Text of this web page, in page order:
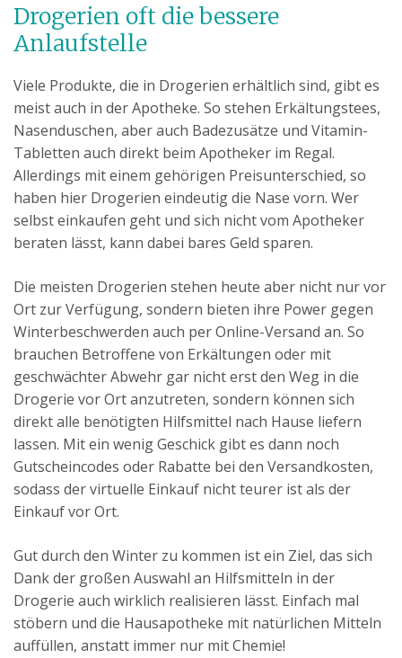
Drogerien oft die bessere
Anlaufstelle
Viele Produkte, die in Drogerien erhältlich sind, gibt es
meist auch in der Apotheke. So stehen Erkältungstees,
Nasenduschen, aber auch Badezusätze und Vitamin-
Tabletten auch direkt beim Apotheker im Regal.
Allerdings mit einem gehörigen Preisunterschied, so
haben hier Drogerien eindeutig die Nase vorn. Wer
selbst einkaufen geht und sich nicht vom Apotheker
beraten lässt, kann dabei bares Geld sparen.
Die meisten Drogerien stehen heute aber nicht nur vor
Ort zur Verfügung, sondern bieten ihre Power gegen
Winterbeschwerden auch per Online-Versand an. So
brauchen Betroffene von Erkältungen oder mit
geschwächter Abwehr gar nicht erst den Weg in die
Drogerie vor Ort anzutreten, sondern können sich
direkt alle benötigten Hilfsmittel nach Hause liefern
lassen. Mit ein wenig Geschick gibt es dann noch
Gutscheincodes oder Rabatte bei den Versandkosten,
sodass der virtuelle Einkauf nicht teurer ist als der
Einkauf vor Ort.
Gut durch den Winter zu kommen ist ein Ziel, das sich
Dank der großen Auswahl an Hilfsmitteln in der
Drogerie auch wirklich realisieren lässt. Einfach mal
stöbern und die Hausapotheke mit natürlichen Mitteln
auffüllen, anstatt immer nur mit Chemie!